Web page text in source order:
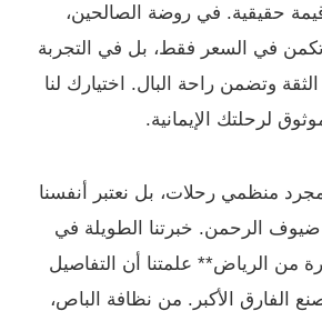
حقيقية. في روضة الصالحين،
تكمن في السعر فقط، بل في التجربة
الثقة وتضمن راحة البال. اختيارك لنا
لرحلتك الإيمانية.
منظمي رحلات، بل نعتبر أنفسنا
الرحمن. خبرتنا الطويلة في
من الرياض** علمتنا أن التفاصيل
الفارق الأكبر. من نظافة الباص،